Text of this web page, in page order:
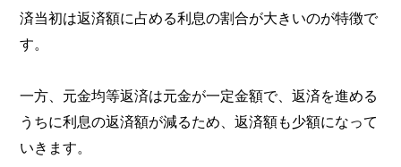
済当初は返済額に占める利息の割合が大きいのが特徴で
す。
一方、元金均等返済は元金が一定金額で、返済を進める
うちに利息の返済額が減るため、返済額も少額になって
いきます。